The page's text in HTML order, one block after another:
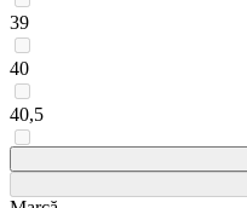
39
40
40,5